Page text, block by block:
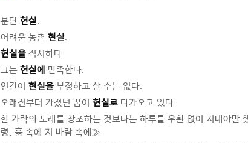
분단 현실.
어려운 농촌 현실.
현실을 직시하다.
그는 현실에
만족한다.
인간이 현실을 부정하고 살 수는 없다.
오래전부터 가졌던 꿈이 현실로 다가오고 있다.
한 가락의 노래를 창조하는 것보다는 하루를 우환 없이 지내야만
령, 흙 속에 저 바람 속에≫